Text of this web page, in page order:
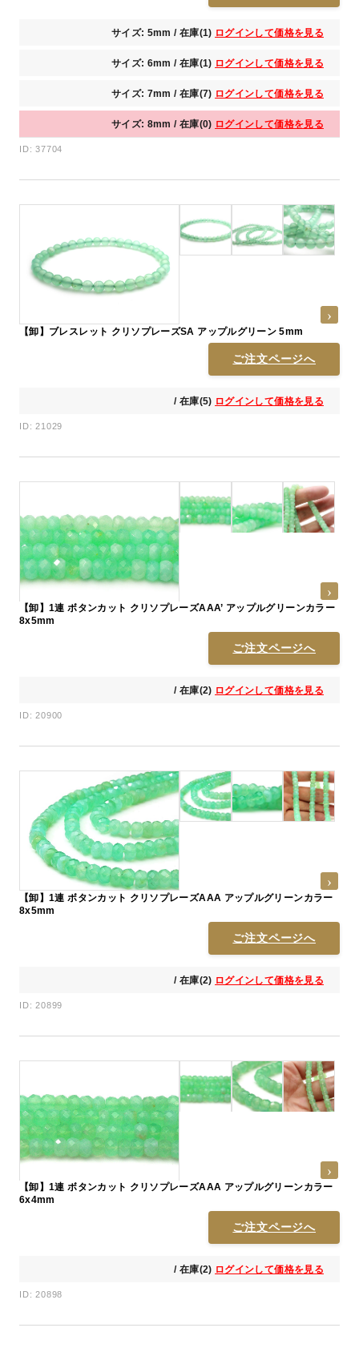
サイズ: 5mm / 在庫(1) ログインして価格を見る
サイズ: 6mm / 在庫(1) ログインして価格を見る
サイズ: 7mm / 在庫(7) ログインして価格を見る
サイズ: 8mm / 在庫(0) ログインして価格を見る
ID: 37704
【卸】ブレスレット クリソプレーズSA アップルグリーン 5mm
ご注文ページへ
/ 在庫(5) ログインして価格を見る
ID: 21029
【卸】1連 ボタンカット クリソプレーズAAA’ アップルグリーンカラー
8x5mm
ご注文ページへ
/ 在庫(2) ログインして価格を見る
ID: 20900
【卸】1連 ボタンカット クリソプレーズAAA アップルグリーンカラー
8x5mm
ご注文ページへ
/ 在庫(2) ログインして価格を見る
ID: 20899
【卸】1連 ボタンカット クリソプレーズAAA アップルグリーンカラー
6x4mm
ご注文ページへ
/ 在庫(2) ログインして価格を見る
ID: 20898